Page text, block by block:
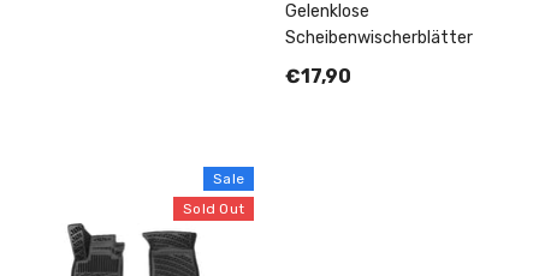
Gelenklose
Scheibenwischerblätter
€17,90
Sale
Sold Out